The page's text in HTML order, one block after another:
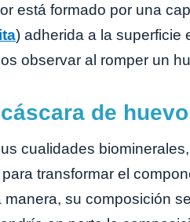
está formado por una
) adherida a la superficie
observar al romper un
de huevo
cualidades
transformar el
su composición